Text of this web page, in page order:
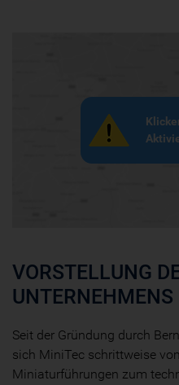
VORSTELLUNG
UNTERNEHMENS
Seit der Gründung durch
sich MiniTec schrittweise
Miniaturführungen zum